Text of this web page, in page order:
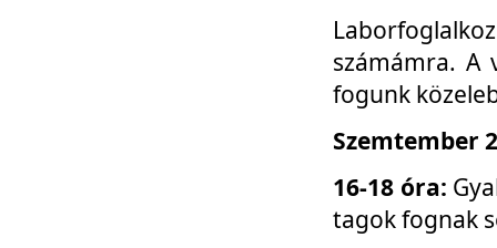
számámra. A
fogunk
Szemtember
16-18 óra:
tagok fognak